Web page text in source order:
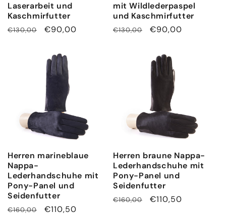
Laserarbeit und
Kaschmirfutter
Normaler
€130,00 Verkaufspreis
€90,00
mit Wildlederpaspel
und Kaschmirfutter
Normaler
€130,00 Verkaufspreis
€90,00
Herren marineblaue
Nappa-
Lederhandschuhe mit
Pony-Panel und
Seidenfutter
Normaler
€160,00 Verkaufspreis
€110,50
Herren braune Nappa-
Lederhandschuhe mit
Pony-Panel und
Seidenfutter
Normaler
€160,00 Verkaufspreis
€110,50